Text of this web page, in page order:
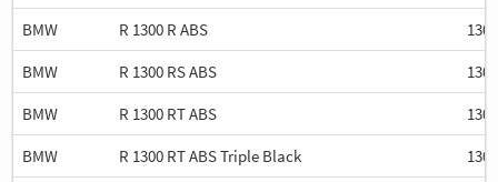
BMW
R 1300 R ABS
1300
BMW
R 1300 RS ABS
1300
BMW
R 1300 RT ABS
1300
BMW
R 1300 RT ABS Triple Black
1300